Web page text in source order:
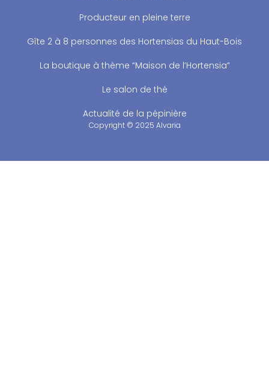
Producteur en pleine terre
Gîte 2 à 8 personnes des Hortensias du Haut-Bois
La boutique à thème “Maison de l’Hortensia”
Le salon de thé
Actualité de la pépinière
Copyright © 2025 Alvaria